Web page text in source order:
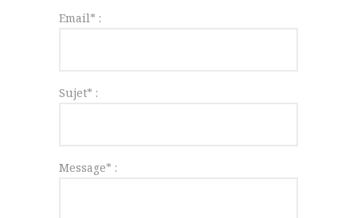
Email* :
Sujet* :
Message* :